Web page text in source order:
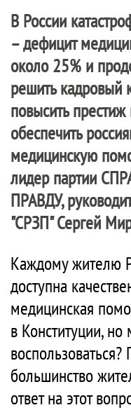
В России
– дефицит
около 25% и
решить кадровый
повысить
обеспечить
медицинскую
лидер партии
ПРАВДУ,
"СРЗП" Сергей
Каждому жителю
доступна
медицинская
в Конституции,
большинство
ответ на этот